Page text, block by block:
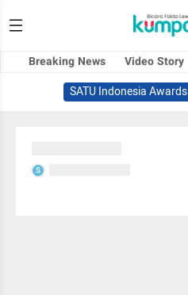
Breaking News Video Story
SATU Indonesia Awards
S